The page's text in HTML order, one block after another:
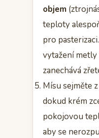
objem
teploty
pro
vytažení
zanechává
Mísu sejměte
dokud krém
pokojovou
aby se